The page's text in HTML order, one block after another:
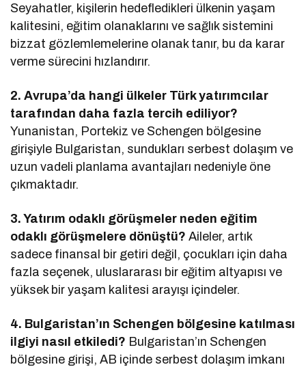
Seyahatler, kişilerin hedefledikleri ülkenin yaşam
kalitesini, eğitim olanaklarını ve sağlık sistemini
bizzat gözlemlemelerine olanak tanır, bu da karar
verme sürecini hızlandırır.
2. Avrupa’da hangi ülkeler Türk yatırımcılar
tarafından daha fazla tercih ediliyor?
Yunanistan, Portekiz ve Schengen bölgesine
girişiyle Bulgaristan, sundukları serbest dolaşım ve
uzun vadeli planlama avantajları nedeniyle öne
çıkmaktadır.
3. Yatırım odaklı görüşmeler neden eğitim
odaklı görüşmelere dönüştü? Aileler, artık
sadece finansal bir getiri değil, çocukları için daha
fazla seçenek, uluslararası bir eğitim altyapısı ve
yüksek bir yaşam kalitesi arayışı içindeler.
4. Bulgaristan’ın Schengen bölgesine katılması
ilgiyi nasıl etkiledi? Bulgaristan’ın Schengen
bölgesine girişi, AB içinde serbest dolaşım imkanı